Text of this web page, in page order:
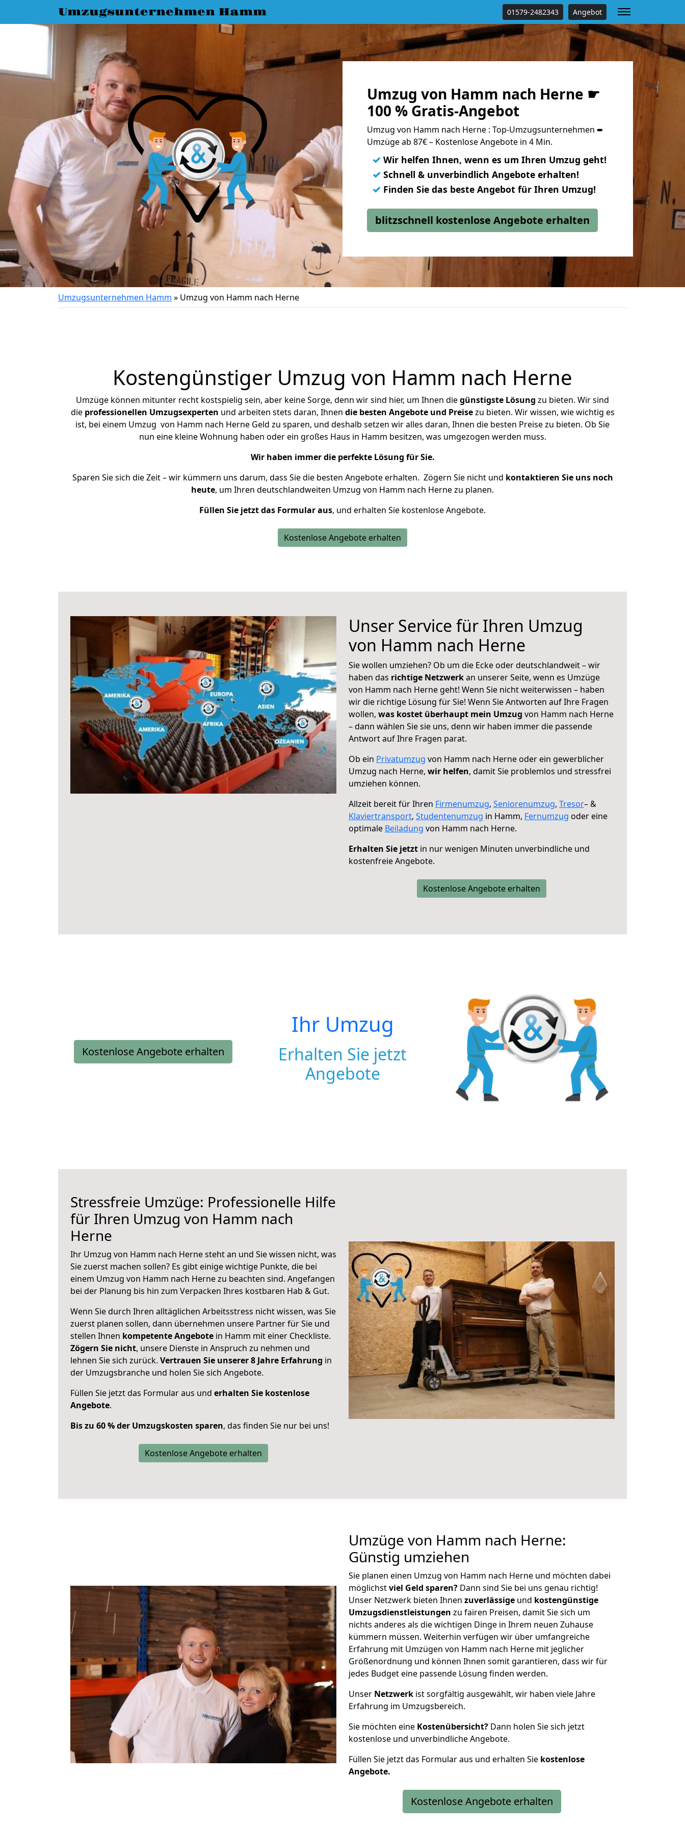
Umzugsunternehmen Hamm 01579-2482343 Angebot
Umzug von Hamm nach Herne ☛
100 % Gratis-Angebot
Umzug von Hamm nach Herne : Top-Umzugsunternehmen ➨
Umzüge ab 87€ – Kostenlose Angebote in 4 Min.
✓ Wir helfen Ihnen, wenn es um Ihren Umzug geht!
✓ Schnell & unverbindlich Angebote erhalten!
✓ Finden Sie das beste Angebot für Ihren Umzug!
blitzschnell kostenlose Angebote erhalten
Umzugsunternehmen Hamm » Umzug von Hamm nach Herne
Kostengünstiger Umzug von Hamm nach Herne
Umzüge können mitunter recht kostspielig sein, aber keine Sorge, denn wir sind hier, um Ihnen diegünstigste Lösung zu bieten. Wir sind
die professionellen Umzugsexperten und arbeiten stets daran, Ihnen die besten Angebote und Preisezu bieten. Wir wissen, wie wichtig es
ist, bei einem Umzug von Hamm nach Herne Geld zu sparen, und deshalb setzen wir alles daran, Ihnen die besten Preise zu bieten. Ob Sie
nun eine kleine Wohnung haben oder ein großes Haus in Hamm besitzen, was umgezogen werden muss.
Wir haben immer die perfekte Lösung für Sie.
Sparen Sie sich die Zeit – wir kümmern uns darum, dass Sie die besten Angebote erhalten. Zögern Sie nicht und kontaktieren Sie uns noch
heute, um Ihren deutschlandweiten Umzug von Hamm nach Herne zu planen.
Füllen Sie jetzt das Formular aus, und erhalten Sie kostenlose Angebote.
Kostenlose Angebote erhalten
Unser Service für Ihren Umzug
von Hamm nach Herne
Sie wollen umziehen? Ob um die Ecke oder deutschlandweit – wir
haben das richtige Netzwerkan unserer Seite, wenn es Umzüge
von Hamm nach Herne geht! Wenn Sie nicht weiterwissen – haben
wir die richtige Lösung für Sie! Wenn Sie Antworten auf Ihre Fragen
wollen, was kostet überhaupt mein Umzug von Hamm nach Herne
– dann wählen Sie sie uns, denn wir haben immer die passende
Antwort auf Ihre Fragen parat.
Ob ein Privatumzug von Hamm nach Herne oder ein gewerblicher
Umzug nach Herne, wir helfen, damit Sie problemlos und stressfrei
umziehen können.
Allzeit bereit für Ihren Firmenumzug, Seniorenumzug, Tresor– &
Klaviertransport, Studentenumzug in Hamm, Fernumzug oder eine
optimale Beiladung von Hamm nach Herne.
Erhalten Sie jetzt in nur wenigen Minuten unverbindliche und
kostenfreie Angebote.
Kostenlose Angebote erhalten
Kostenlose Angebote erhalten
Ihr Umzug
Erhalten Sie jetzt
Angebote
Stressfreie Umzüge: Professionelle Hilfe
für Ihren Umzug von Hamm nach
Herne
Ihr Umzug von Hamm nach Herne steht an und Sie wissen nicht, was
Sie zuerst machen sollen? Es gibt einige wichtige Punkte, die bei
einem Umzug von Hamm nach Herne zu beachten sind. Angefangen
bei der Planung bis hin zum Verpacken Ihres kostbaren Hab & Gut.
Wenn Sie durch Ihren alltäglichen Arbeitsstress nicht wissen, was Sie
zuerst planen sollen, dann übernehmen unsere Partner für Sie und
stellen Ihnen kompetente Angebote in Hamm mit einer Checkliste.
Zögern Sie nicht, unsere Dienste in Anspruch zu nehmen und
lehnen Sie sich zurück. Vertrauen Sie unserer 8 Jahre Erfahrung in
der Umzugsbranche und holen Sie sich Angebote.
Füllen Sie jetzt das Formular aus und erhalten Sie kostenlose
Angebote.
Bis zu 60 % der Umzugskosten sparen, das finden Sie nur bei uns!
Kostenlose Angebote erhalten
Umzüge von Hamm nach Herne:
Günstig umziehen
Sie planen einen Umzug von Hamm nach Herne und möchten dabei
möglichstviel Geld sparen? Dann sind Sie bei uns genau richtig!
Unser Netzwerk bieten Ihnen zuverlässige und kostengünstige
Umzugsdienstleistungen zu fairen Preisen, damit Sie sich um
nichts anderes als die wichtigen Dinge in Ihrem neuen Zuhause
kümmern müssen. Weiterhin verfügen wir über umfangreiche
Erfahrung mit Umzügen von Hamm nach Herne mit jeglicher
Größenordnung und können Ihnen somit garantieren, dass wir für
jedes Budget eine passende Lösung finden werden.
Unser Netzwerk ist sorgfältig ausgewählt, wir haben viele Jahre
Erfahrung im Umzugsbereich.
Sie möchten eine Kostenübersicht? Dann holen Sie sich jetzt
kostenlose und unverbindliche Angebote.
Füllen Sie jetzt das Formular aus und erhalten Sie kostenlose
Angebote.
Kostenlose Angebote erhalten